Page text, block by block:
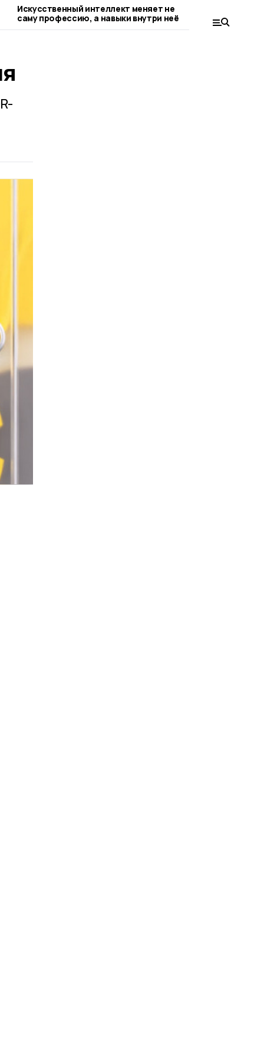
Искусственный интеллект меняет не
саму профессию, а навыки внутри неё